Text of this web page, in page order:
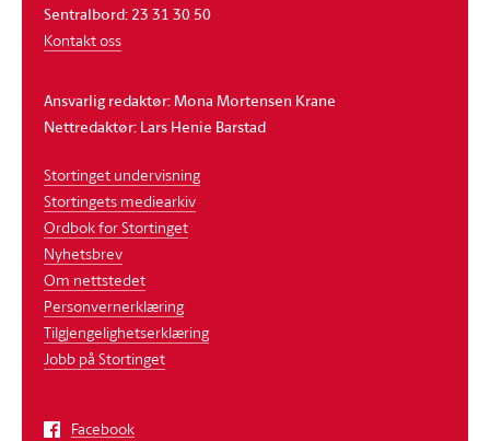
Sentralbord: 23 31 30 50
Kontakt oss
Ansvarlig redaktør: Mona Mortensen Krane
Nettredaktør: Lars Henie Barstad
Stortinget undervisning
Stortingets mediearkiv
Ordbok for Stortinget
Nyhetsbrev
Om nettstedet
Personvernerklæring
Tilgjengelighetserklæring
Jobb på Stortinget
Facebook